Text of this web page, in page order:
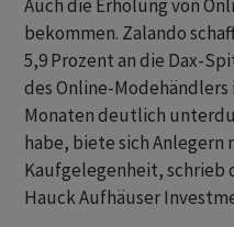
Auch die Erholung von
bekommen. Zalando
5,9 Prozent an die Dax-
des Online-Modehändlers
Monaten deutlich
habe, biete sich
Kaufgelegenheit, schrieb
Hauck Aufhäuser